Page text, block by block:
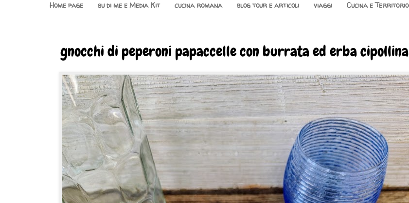
Home page su di me e Media Kit cucina romana blog tour e articoli viaggi Cucina e Territorio
gnocchi di peperoni papaccelle con burrata ed erba cipollina